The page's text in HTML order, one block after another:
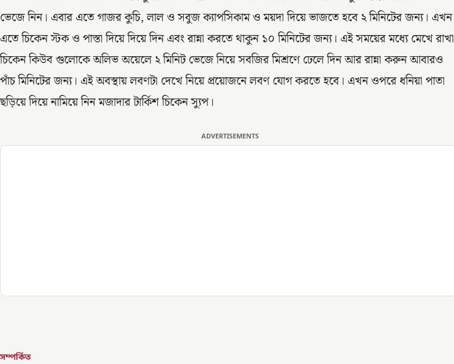
ভেজে নিন। এবার এতে গাজর কুচি, লাল ও সবুজ ক্যাপসিকাম ও ময়দা দিয়ে ভাজতে হবে ২ মিনিটের জন্য। এখন
এতে চিকেন স্টক ও পাস্তা দিয়ে দিয়ে দিন এবং রান্না করতে থাকুন ১০ মিনিটের জন্য। এই সময়ের মধ্যে মেখে রাখা
চিকেন কিউব গুলোকে অলিভ অয়েলে ২ মিনিট ভেজে নিয়ে সবজির মিশ্রণে ঢেলে দিন আর রান্না করুন আবারও
পাঁচ মিনিটের জন্য। এই অবস্থায় লবণটা দেখে নিয়ে প্রয়োজনে লবণ যোগ করতে হবে। এখন ওপরে ধনিয়া পাতা
ছড়িয়ে দিয়ে নামিয়ে নিন মজাদার টার্কিশ চিকেন স্যুপ।
ADVERTISEMENTS
সম্পর্কিত